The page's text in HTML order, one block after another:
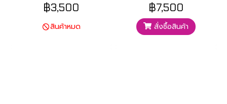
฿3,500
สินค้าหมด
฿7,500
สั่งซื้อสินค้า